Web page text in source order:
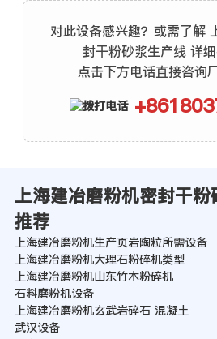
对此设备感兴趣？或需了解
封干粉砂浆生产线 详细
点击下方电话直接咨询
上海建冶磨粉机密封干
推荐
上海建冶磨粉机生产页岩陶粒所需设备
上海建冶磨粉机大理石粉碎机类型
上海建冶磨粉机山东竹木粉碎机
石料磨粉机设备
上海建冶磨粉机玄武岩碎石 混凝土
武汉设备